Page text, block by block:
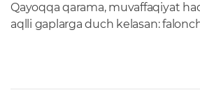
Qayoqqa qarama, muvaffaqiyat
aqlli gaplarga duch kelasan: